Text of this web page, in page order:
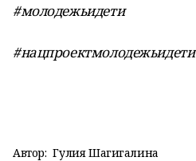
#молодежьидети
#нацпроектмолодежьидети
Автор: Гулия Шагигалина